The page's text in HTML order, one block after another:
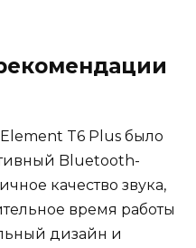
T6 Plus было
Bluetooth-
качество звука,
время работы
дизайн и